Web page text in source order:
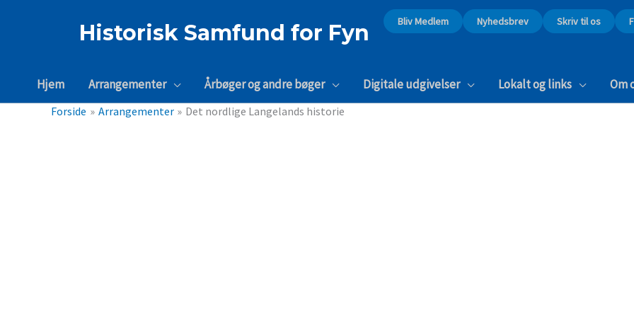
Historisk Samfund for Fyn Bliv Medlem Nyhedsbrev Skriv til os
Hjem Arrangementer Årbøger og andre bøger Digitale udgivelser Lokalt og links Om
Forside Arrangementer Det nordlige Langelands historie